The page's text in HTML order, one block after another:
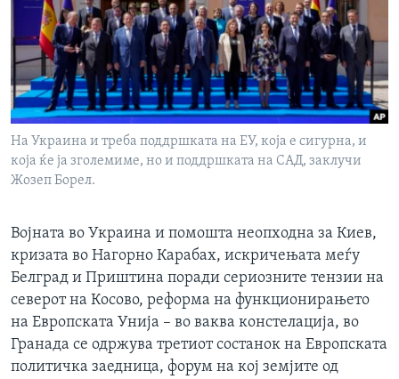
ИНТЕРВЈУА
Јазици
На Украина и треба поддршката на ЕУ, која е сигурна, и
која ќе ја зголемиме, но и поддршката на САД, заклучи
Жозеп Борел.
Војната во Украина и помошта неопходна за Киев,
кризата во Нагорно Карабах, искричењата меѓу
Белград и Приштина поради сериозните тензии на
северот на Косово, реформа на функционирањето
на Европската Унија – во ваква констелација, во
Гранада се одржува третиот состанок на Европската
политичка заедница, форум на кој земјите од